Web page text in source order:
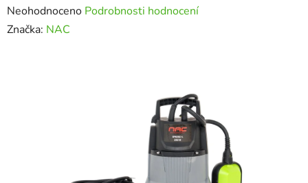
Průměrné
hodnocení
Neohodnoceno Podrobnosti hodnocení
Značka: NAC